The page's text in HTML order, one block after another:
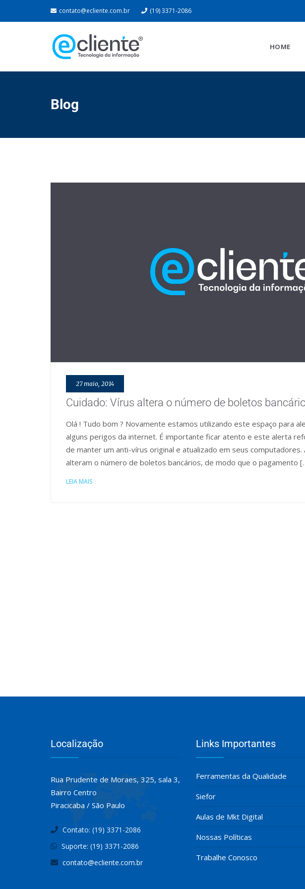
contato@ecliente.com.br (19) 3371-2086
HOME
Blog
27 maio, 2014
Cuidado: Vírus altera o número de boletos
Olá ! Tudo bom ? Novamente estamos utilizando este espaço para
alguns perigos da internet. É importante ficar atento e este alerta
de manter um anti-vírus original e atualizado em seus computadores.
alteram o número de boletos bancários, de modo que o pagamento
LEIA MAIS
Localização
Rua Prudente de Moraes, 325, sala 3,
Bairro Centro
Piracicaba / São Paulo
Contato: (19) 3371-2086
Suporte: (19) 3371-2086
contato@ecliente.com.br
Links Importantes
Ferramentas da Qualidade
Siefor
Aulas de Mkt Digital
Nossas Políticas
Trabalhe Conosco